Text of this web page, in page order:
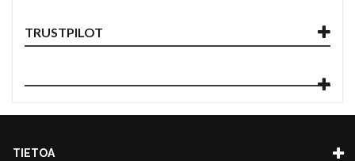
TRUSTPILOT
TIETOA